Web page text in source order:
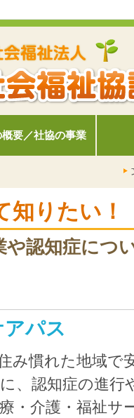
要／社協の事業
知りたい！
や認知症につ
パス
み慣れた地域で
、認知症の進行
・介護・福祉サ